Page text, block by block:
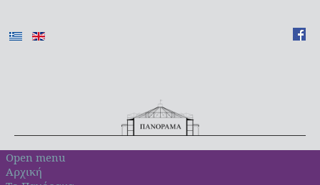
Open menu
Αρχική